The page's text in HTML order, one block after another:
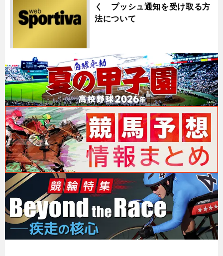
く プッシュ通知を受け取る方
法について